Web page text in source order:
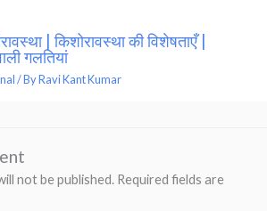
| किशोरावस्था की विशेषताएँ |
गलतियां
/ ByRavi Kant Kumar
not be published. Required fields are